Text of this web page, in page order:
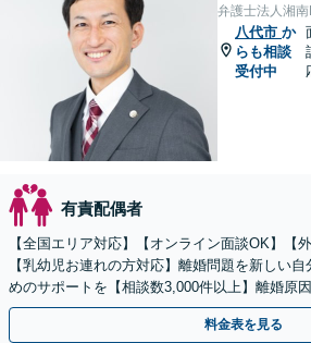
弁護士法人湘南
八代市 か
らも相談
受付中
有責配偶者
【全国エリア対応】【オンライン面談OK】【
【乳幼児お連れの方対応】離婚問題を新しい
めのサポートを【相談数3,000件以上】離婚原
費、財産分与、慰謝料請求【夜間・休日相談可
料金表を見る